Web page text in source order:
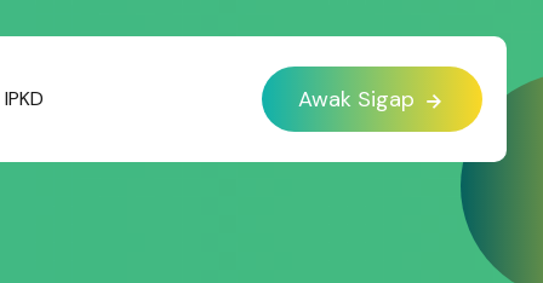
IPKD Awak Sigap